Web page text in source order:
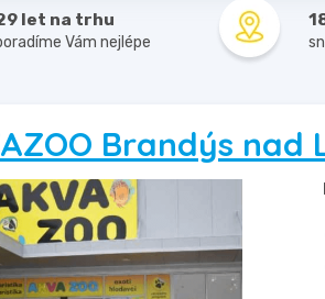
let na trhu
Vám nejlépe
Brandýs nad